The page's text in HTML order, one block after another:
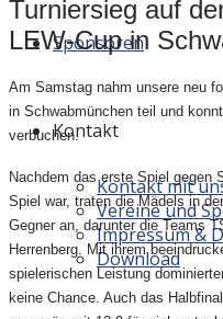
Sponsoren
Kontakt
Kontakt mit
Vereine und
Impressum &
Download
Turniersieg auf
LEW-Cup in
Am Samstag nahm unsere neu
in Schwabmünchen teil und
verbuchen.
Nachdem das erste Spiel gegen
Spiel war, traten die Mädels in
Gegner an, darunter die Teams
Herrenberg. Mit ihrem
spielerischen Leistung
keine Chance. Auch das